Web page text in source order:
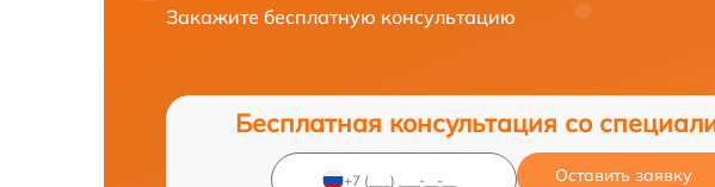
Закажите бесплатную консультацию
Бесплатная консультация со
Оставить заявку